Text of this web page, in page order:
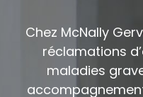
Chez McNally
réclamations
maladies